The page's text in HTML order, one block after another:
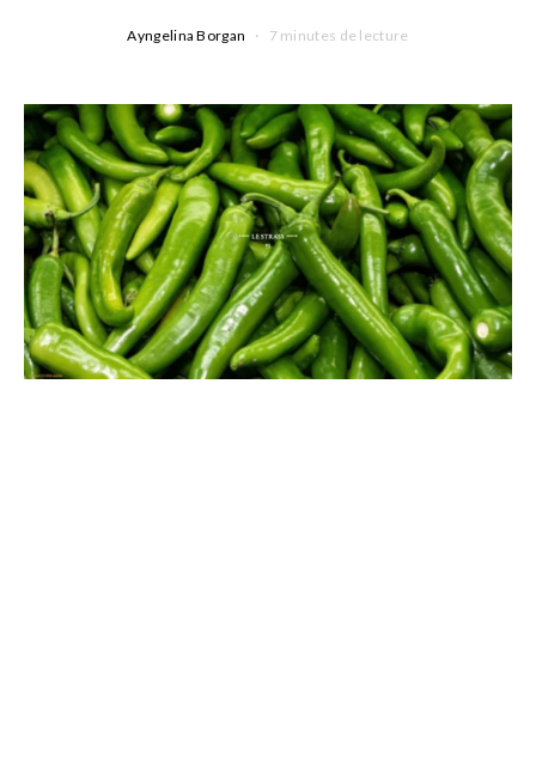
Ayngelina Borgan 7 minutes de lecture